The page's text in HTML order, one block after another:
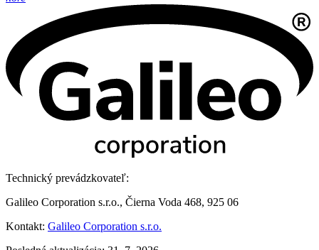
Technický prevádzkovateľ:
Galileo Corporation s.r.o., Čierna Voda 468, 925 06
Kontakt: Galileo Corporation s.r.o.